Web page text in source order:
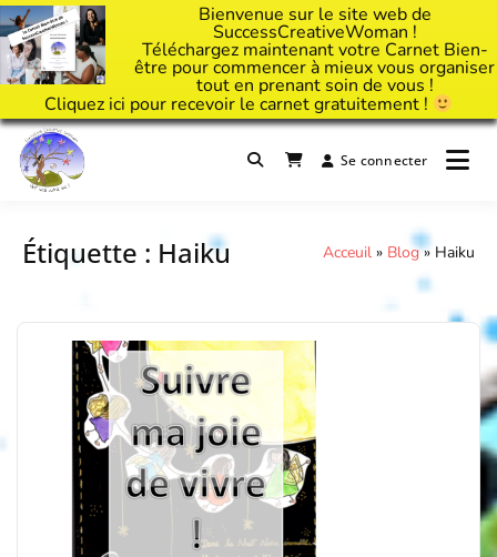
Bienvenue sur le site web de
SuccessCreativeWoman !
Téléchargez maintenant votre Carnet Bien-
être pour commencer à mieux vous organiser
tout en prenant soin de vous !
Cliquez ici pour recevoir le carnet gratuitement !
Passer
contenu
Il est temps d'ART'ivez votre vie !Se connecter
Étiquette : Haiku Acceuil » Blog» Haiku